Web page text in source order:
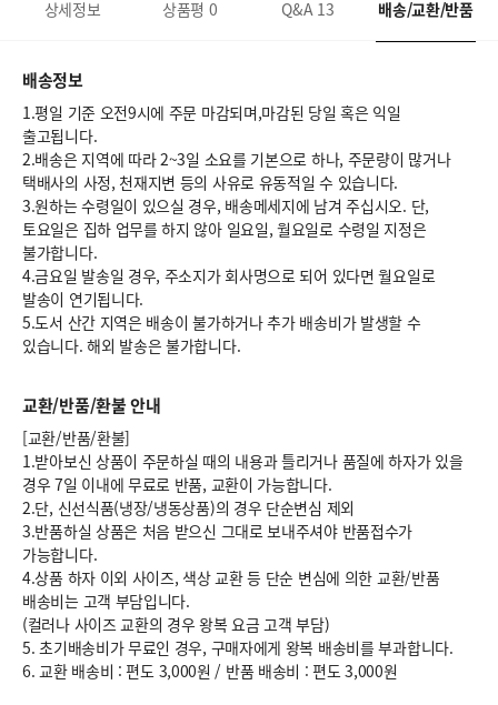
상세정보 상품평 0 Q&A 13 배송/교환/반품
배송정보
1.평일 기준 오전9시에 주문 마감되며,마감된 당일 혹은 익일
출고됩니다.
2.배송은 지역에 따라 2~3일 소요를 기본으로 하나, 주문량이 많거나
택배사의 사정, 천재지변 등의 사유로 유동적일 수 있습니다.
3.원하는 수령일이 있으실 경우, 배송메세지에 남겨 주십시오. 단,
토요일은 집하 업무를 하지 않아 일요일, 월요일로 수령일 지정은
불가합니다.
4.금요일 발송일 경우, 주소지가 회사명으로 되어 있다면 월요일로
발송이 연기됩니다.
5.도서 산간 지역은 배송이 불가하거나 추가 배송비가 발생할 수
있습니다. 해외 발송은 불가합니다.
교환/반품/환불 안내
[교환/반품/환불]
1.받아보신 상품이 주문하실 때의 내용과 틀리거나 품질에 하자가 있을
경우 7일 이내에 무료로 반품, 교환이 가능합니다.
2.단, 신선식품(냉장/냉동상품)의 경우 단순변심 제외
3.반품하실 상품은 처음 받으신 그대로 보내주셔야 반품접수가
가능합니다.
4.상품 하자 이외 사이즈, 색상 교환 등 단순 변심에 의한 교환/반품
배송비는 고객 부담입니다.
(컬러나 사이즈 교환의 경우 왕복 요금 고객 부담)
5. 초기배송비가 무료인 경우, 구매자에게 왕복 배송비를 부과합니다.
6.교환 배송비 : 편도 3,000원 / 반품 배송비 : 편도 3,000원